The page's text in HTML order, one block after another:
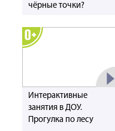
чёрные точки?
Интерактивные
занятия в ДОУ.
Прогулка по лесу